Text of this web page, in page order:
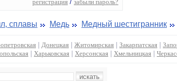
регистрация / забыли пароль?
сплавы Медь Медный шестигранник
Донецкая Житомирская Закарпатская
Харьковская Херсонская Хмельницкая